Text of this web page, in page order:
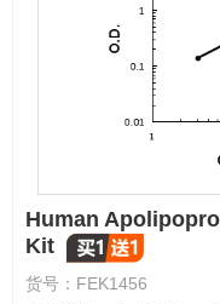
Human
Kit
货号： FEK1456